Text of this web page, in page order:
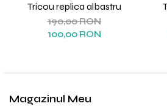
Tricou replica albastru
190,00 RON
100,00 RON
Magazinul Meu